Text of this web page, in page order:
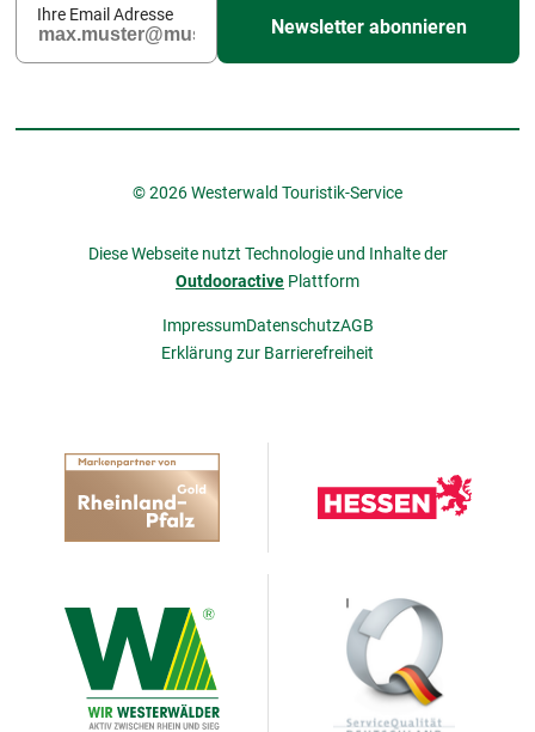
Ihre Email Adresse
Newsletter abonnieren
© 2026 Westerwald Touristik-Service
Diese Webseite nutzt Technologie und Inhalte der
Outdooractive Plattform
ImpressumDatenschutzAGB
Erklärung zur Barrierefreiheit